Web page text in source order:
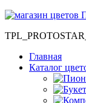
Главная
Каталог